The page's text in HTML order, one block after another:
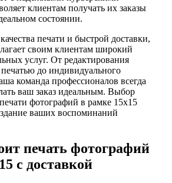
клиентам получать их заказы
состоянии.
печати и быстрой доставки,
своим клиентам широкий
услуг. От редактирования
до индивидуального
команда профессионалов всегда
ваш заказ идеальным. Выбор
фотографий в рамке 15х15
ваших воспоминаний
печать фотографий
с доставкой